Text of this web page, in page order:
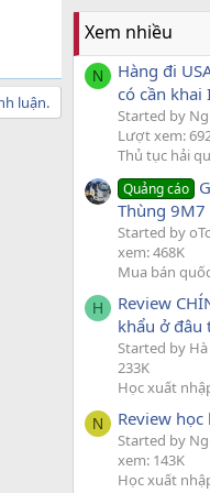
luận.
Xem nhiều
N
Hàng đi
có cần khai
Started by
Lượt xem:
Thủ tục hải
Quảng cáo
Thùng 9M7
Started by
xem: 468K
Mua bán
H
Review
khẩu ở đâu
Started by
233K
Học xuất
N Review
Started by
xem: 143K
Học xuất